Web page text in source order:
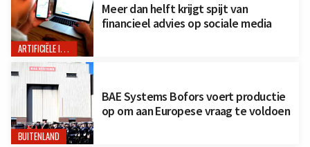
ARTIFICIËLE INTELLIGENTIE
Meer dan helft krijgt spijt van
financieel advies op sociale media
BUITENLAND
BAE Systems Bofors voert productie
op om aan Europese vraag te voldoen